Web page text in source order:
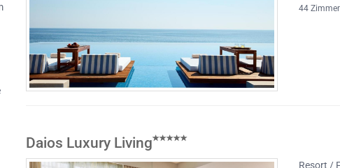
44
Daios Luxury Living
Resort /